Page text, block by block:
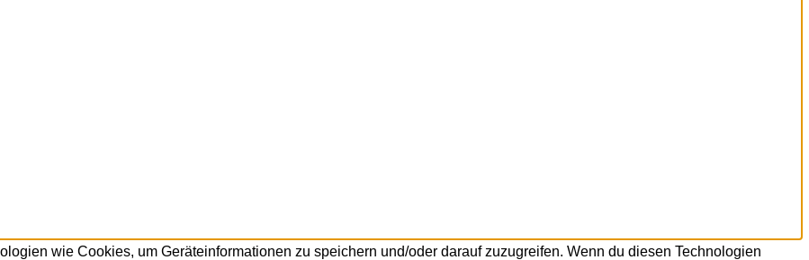
wie Cookies, um Geräteinformationen zu speichern und/oder darauf zuzugreifen. Wenn du diesen Technologien